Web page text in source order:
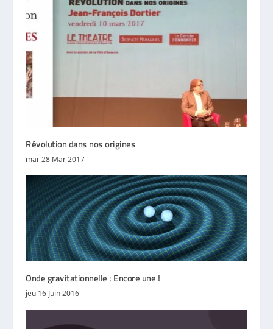
Révolution dans nos origines
mar 28 Mar 2017
Onde gravitationnelle : Encore une !
jeu 16 Juin 2016